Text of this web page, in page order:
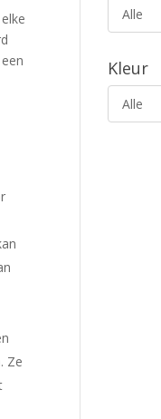
Ze
Alle
Kleur
Alle